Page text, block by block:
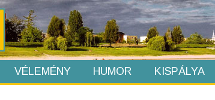
VÉLEMÉNY HUMOR KISPÁLYA